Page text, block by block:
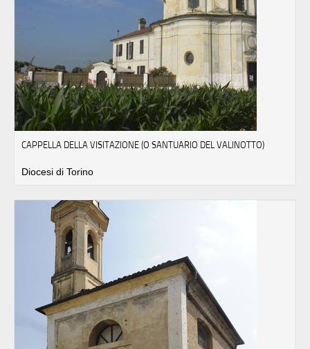
CAPPELLA DELLA VISITAZIONE (O SANTUARIO DEL VALINOTTO)
Diocesi di Torino